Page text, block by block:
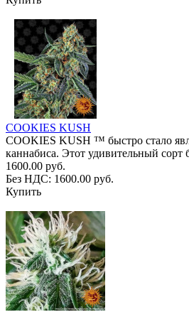
COOKIES KUSH
COOKIES KUSH ™ быстро стало
каннабиса. Этот удивительный сорт
1600.00 руб.
Без НДС: 1600.00 руб.
Купить